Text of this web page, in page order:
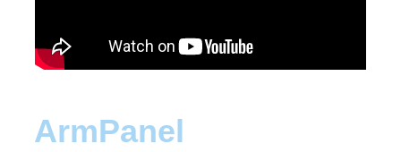
ArmPanel